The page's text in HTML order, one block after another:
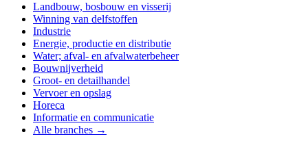
Landbouw, bosbouw en visserij
Winning van delfstoffen
Industrie
Energie, productie en distributie
Water; afval- en afvalwaterbeheer
Bouwnijverheid
Groot- en detailhandel
Vervoer en opslag
Horeca
Informatie en communicatie
Alle branches →